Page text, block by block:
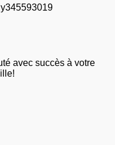
avec succès à votre